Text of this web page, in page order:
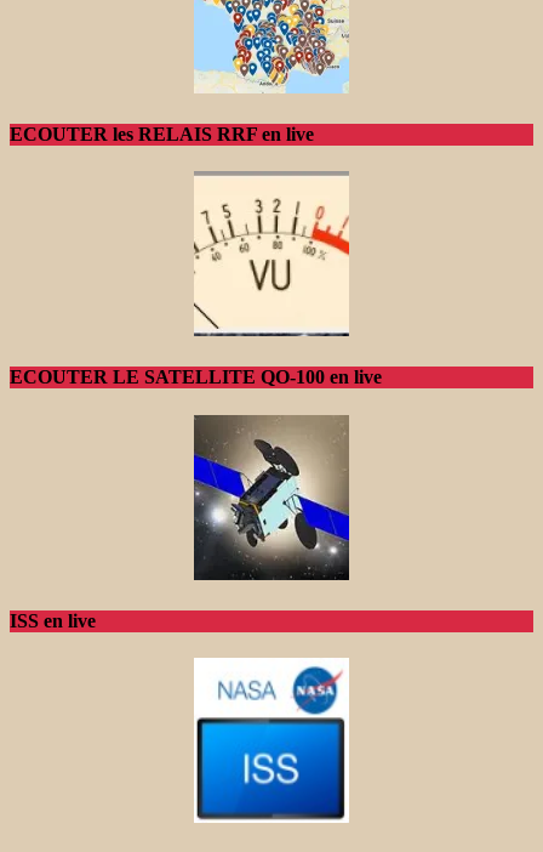
ECOUTER les RELAIS RRF en live
ECOUTER LE SATELLITE QO-100 en live
ISS en live